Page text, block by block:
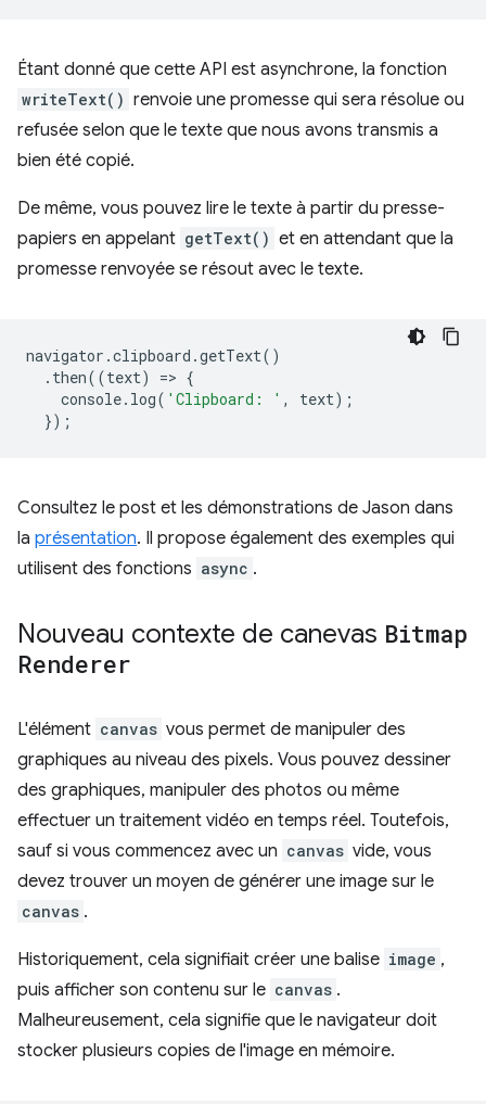
Étant donné que cette API est asynchrone, la fonction
writeText() renvoie une promesse qui sera résolue ou
refusée selon que le texte que nous avons transmis a
bien été copié.
De même, vous pouvez lire le texte à partir du presse-
papiers en appelant getText() et en attendant que la
promesse renvoyée se résout avec le texte.
navigator .clipboard .getText()
. then((text) => {
console. log( 'Clipboard: ' , text);
});
Consultez le post et les démonstrations de Jason dans
la présentation. Il propose également des exemples qui
utilisent des fonctions async .
Nouveau contexte de canevas Bitmap
Renderer
L'élément canvas vous permet de manipuler des
graphiques au niveau des pixels. Vous pouvez dessiner
des graphiques, manipuler des photos ou même
effectuer un traitement vidéo en temps réel. Toutefois,
sauf si vous commencez avec un canvas vide, vous
devez trouver un moyen de générer une image sur le
canvas .
Historiquement, cela signifiait créer une balise image ,
puis afficher son contenu sur le canvas .
Malheureusement, cela signifie que le navigateur doit
stocker plusieurs copies de l'image en mémoire.